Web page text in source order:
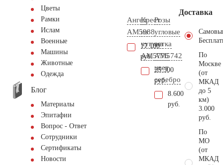
Цветы
Рамки
Ислам
Военные
Машины
Животные
Одежда
Блог
Материалы
Эпитафии
Вопрос - Ответ
Сотрудники
Сертификаты
Новости
Ангел
AM5988
17.100
руб.
Крест
из
чугуна
AM5776
25.300
руб.
Розы
угловые
ветка
AM5742
цвет
серебро
8.600
руб.
Доставка
По
Москве
(от
МКАД
до 5
км)
3.000
руб.
По
МО
(от
МКАД